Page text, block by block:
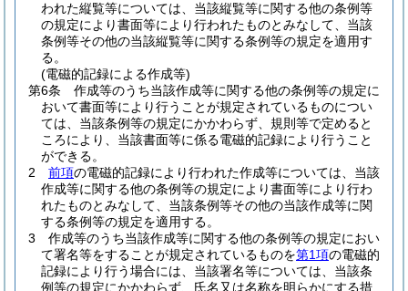
われた縦覧等については、当該縦覧等に関する他の条例等
の規定により書面等により行われたものとみなして、当該
条例等その他の当該縦覧等に関する条例等の規定を適用す
る。
(電磁的記録による作成等)
第6条
作成等のうち当該作成等に関する他の条例等の規定に
おいて書面等により行うことが規定されているものについ
ては、当該条例等の規定にかかわらず、規則等で定めると
ころにより、当該書面等に係る電磁的記録により行うこと
ができる。
2
前項の電磁的記録により行われた作成等については、当該
作成等に関する他の条例等の規定により書面等により行わ
れたものとみなして、当該条例等その他の当該作成等に関
する条例等の規定を適用する。
3
作成等のうち当該作成等に関する他の条例等の規定におい
て署名等をすることが規定されているものを第1項の電磁的
記録により行う場合には、当該署名等については、当該条
例等の規定にかかわらず、氏名又は名称を明らかにする措